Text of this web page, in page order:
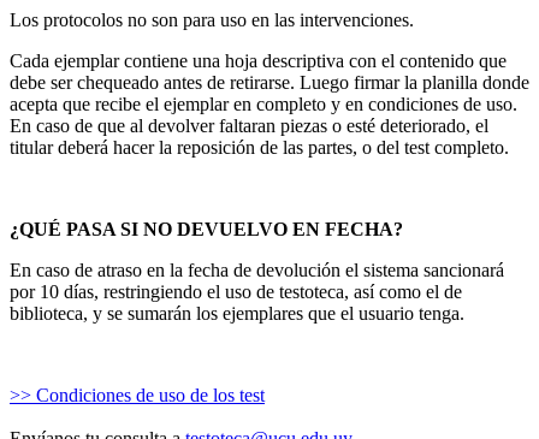
Los protocolos no son para uso en las intervenciones.
Cada ejemplar contiene una hoja descriptiva con el contenido que
debe ser chequeado antes de retirarse. Luego firmar la planilla donde
acepta que recibe el ejemplar en completo y en condiciones de uso.
En caso de que al devolver faltaran piezas o esté deteriorado, el
titular deberá hacer la reposición de las partes, o del test completo.
¿QUÉ PASA SI NO DEVUELVO EN FECHA?
En caso de atraso en la fecha de devolución el sistema sancionará
por 10 días, restringiendo el uso de testoteca, así como el de
biblioteca, y se sumarán los ejemplares que el usuario tenga.
>> Condiciones de uso de los test